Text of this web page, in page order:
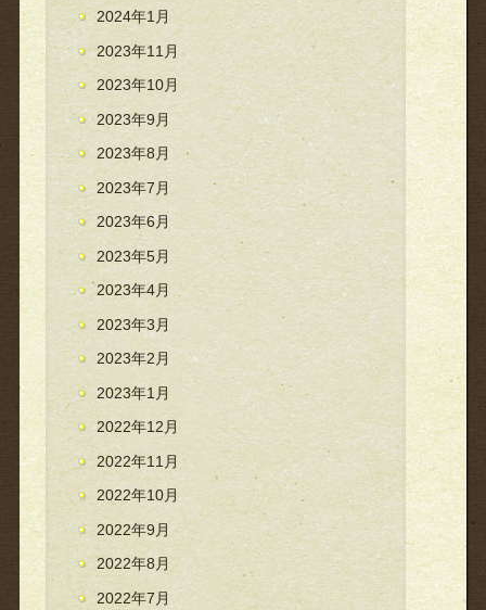
2024年1月
2023年11月
2023年10月
2023年9月
2023年8月
2023年7月
2023年6月
2023年5月
2023年4月
2023年3月
2023年2月
2023年1月
2022年12月
2022年11月
2022年10月
2022年9月
2022年8月
2022年7月